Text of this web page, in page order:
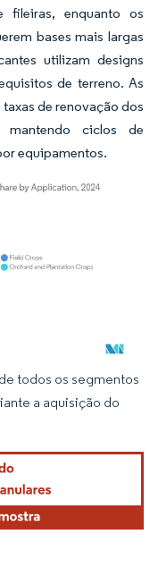
fileiras, enquanto os
bases mais largas
utilizam designs
de terreno. As
de renovação dos
ciclos de
equipamentos.
conforme CC BY 4.0.
todos os segmentos
a aquisição do